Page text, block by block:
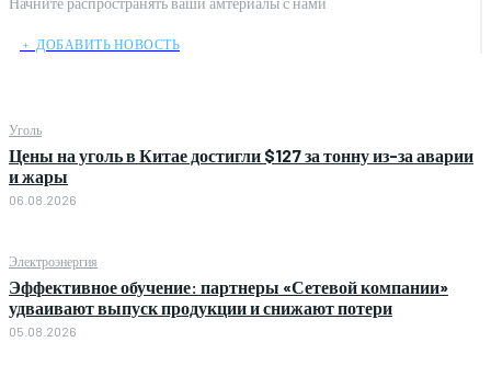
﹢ ДОБАВИТЬ НОВОСТЬ
Уголь
Цены на уголь в Китае достигли $127 за тонну из-за аварии
и жары
06.08.2026
Электроэнергия
Эффективное обучение: партнеры «Сетевой компании»
удваивают выпуск продукции и снижают потери
05.08.2026